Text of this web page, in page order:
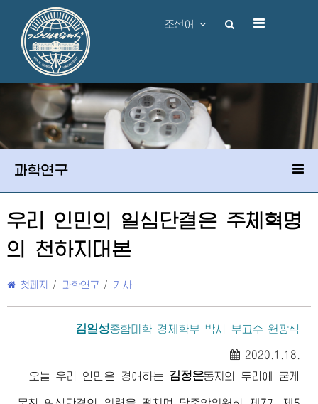
조선어
과학연구
우리 인민의 일심단결은 주체혁명
의 천하지대본
첫페지 / 과학연구 / 기사
김일성종합대학 경제학부 박사 부교수 원광식
2020.1.18.
오늘 우리 인민은 경애하는 김정은동지 의 두리에 굳게